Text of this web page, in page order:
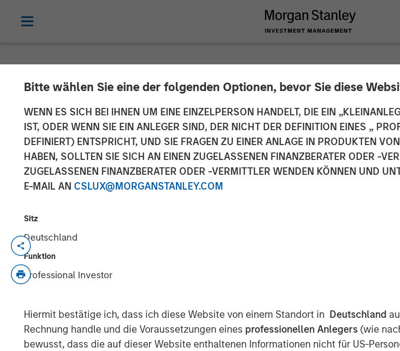
Bitte wählen Sie eine der folgenden Optionen, bevor Sie diese
WENN ES SICH BEI IHNEN UM EINE EINZELPERSON HANDELT, DIE EIN
IST, ODER WENN SIE EIN ANLEGER SIND, DER NICHT DER DEFINITION EINES „
DEFINIERT) ENTSPRICHT, UND SIE FRAGEN ZU EINER ANLAGE IN PRODUKTEN
HABEN, SOLLTEN SIE SICH AN EINEN ZUGELASSENEN FINANZBERATER ODER -
ZUGELASSENEN FINANZBERATER ODER -VERMITTLER WENDEN KÖNNEN UND
E-MAIL AN CSLUX@MORGANSTANLEY.COM
Sitz
Deutschland
Funktion
Professional Investor
Hiermit bestätige ich, dass ich diese Website von einem Standort in Deutschland
Rechnung handle und die Voraussetzungen eines professionellen Anlegers (wie
bewusst, dass die auf dieser Website enthaltenen Informationen nicht für US-
Morgan Stanley Global
Majority Investment in
08 OKTOBER 2015
NEW YORK — Oct 8, 2015
completed a majority investment in CoAdvantage, Inc., one of North America’s
organic and acquisition growth.
CoAdvantage is a leading PEO that offers small and mid-sized businesses a